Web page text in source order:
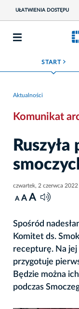
UŁATWIENIA DOSTĘPU
START ROZWIŃ MENU
Aktualności
Komunikat
czwartek, 2 czerwca 2022
A A A
Spośród
Komitet ds.
recepturę. Na jej
przygotuje
Będzie można
podczas